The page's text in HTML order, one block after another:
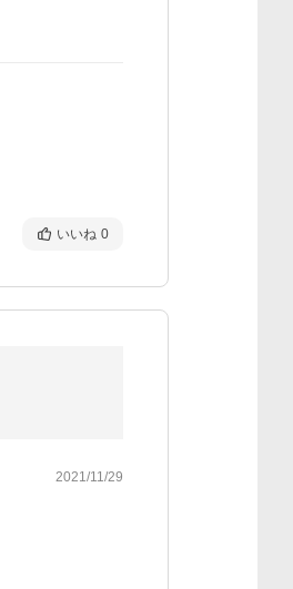
いいね 0
2021/11/29